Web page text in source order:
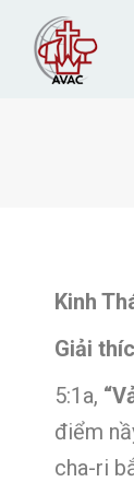
Kinh
Giải
5:1a,
điểm
cha-ri